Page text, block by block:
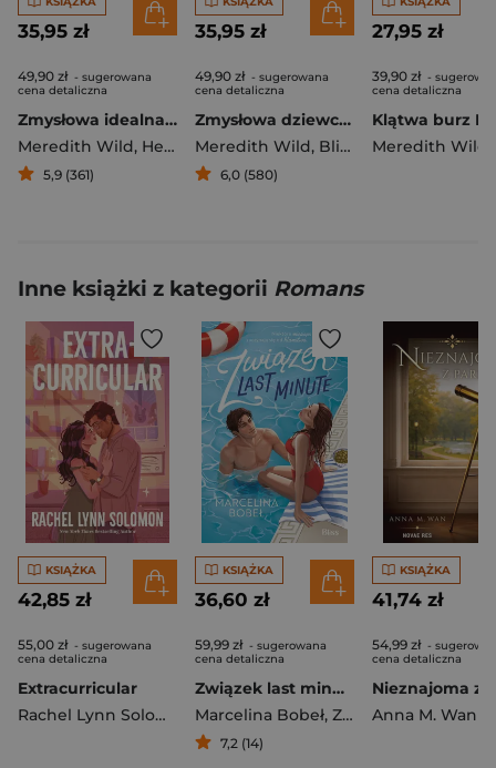
35,95 zł
49,90 zł - sugerowana
cena detaliczna
Zmysłowa idealna żona
Meredith Wild, Helen Hardt
5,9 (361)
35,95 zł
49,90 zł - sugerowana
cena detaliczna
Zmysłowa dziewczyna z miasta. Zmysłowa dziewczyna
Meredith Wild, Bliss Chelle
6,0 (580)
27,95 zł
39,90 zł -
cena detaliczna
Meredith Wild
Inne książki z kategorii Romans
KSIĄŻKA
42,85 zł
55,00 zł - sugerowana
cena detaliczna
Extracurricular
Rachel Lynn Solomon
KSIĄŻKA
36,60 zł
59,99 zł - sugerowana
cena detaliczna
Związek last minute / W pakiecie z ex
Marcelina Bobeł, Zuzanna Kulik
7,2 (14)
KSIĄŻKA
41,74 zł
54,99 zł -
cena detaliczna
Anna M. Wan